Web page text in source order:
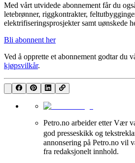
Med vårt utvidede abonnement får du
letebrønner, riggkontrakter,
elektrifiseringsprosjekter samt uønskede
Bli abonnent her
Ved å opprette et abonnement godtar du
kjøpsvilkår.
Petro.no arbeider etter Vær
god presseskikk og
annonsering på Petro.no vil
fra redaksjonelt innhold.